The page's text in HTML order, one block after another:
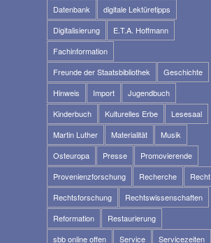
Datenbank
digitale Lektüretipps
Digitalisierung
E.T.A. Hoffmann
Fachinformation
Freunde der Staatsbibliothek
Geschichte
Hinweis
Import
Jugendbuch
Kinderbuch
Kulturelles Erbe
Lesesaal
Martin Luther
Materialität
Musik
Osteuropa
Presse
Promovierende
Provenienzforschung
Recherche
Recht
Rechtsforschung
Rechtswissenschaften
Reformation
Restaurierung
sbb online offen
Service Servicezeiten